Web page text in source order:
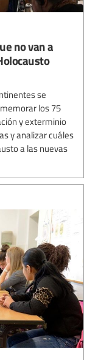
no van a
se
los 75
y exterminio
y analizar cuáles
a las nuevas